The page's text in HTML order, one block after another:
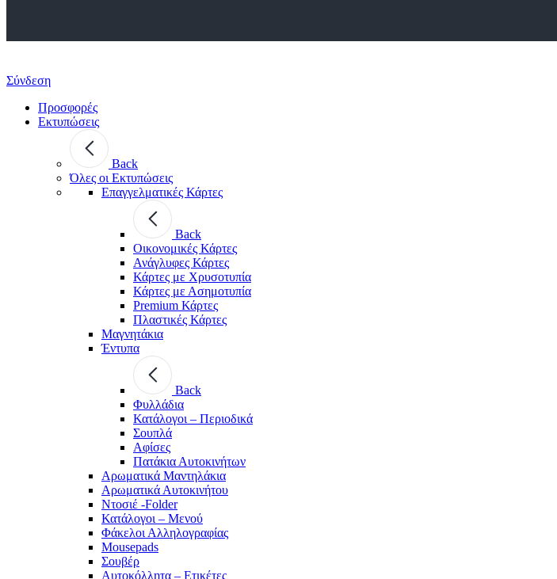
Σύνδεση
Προσφορές
Εκτυπώσεις
Back
Όλες οι Εκτυπώσεις
Επαγγελματικές Κάρτες
Back
Οικονομικές Κάρτες
Ανάγλυφες Κάρτες
Κάρτες με Χρυσοτυπία
Κάρτες με Ασημοτυπία
Premium Κάρτες
Πλαστικές Κάρτες
Μαγνητάκια
Έντυπα
Back
Φυλλάδια
Κατάλογοι – Περιοδικά
Σουπλά
Αφίσες
Πατάκια Αυτοκινήτων
Αρωματικά Μαντηλάκια
Αρωματικά Αυτοκινήτου
Ντοσιέ -Folder
Κατάλογοι – Μενού
Φάκελοι Αλληλογραφίας
Mousepads
Σουβέρ
Αυτοκόλλητα – Ετικέτες